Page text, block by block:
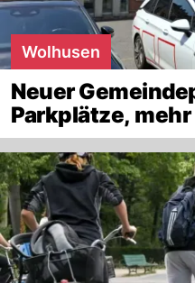
Wolhusen
Neuer
Parkplätze,